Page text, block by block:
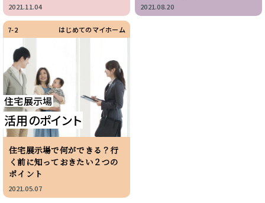
2021.11.04 2021.08.20
7-2 はじめてのマイホーム
住宅展示場
活用のポイント
住宅展示場で何ができる？行
く前に知っておきたい２つの
ポイント
2021.05.07